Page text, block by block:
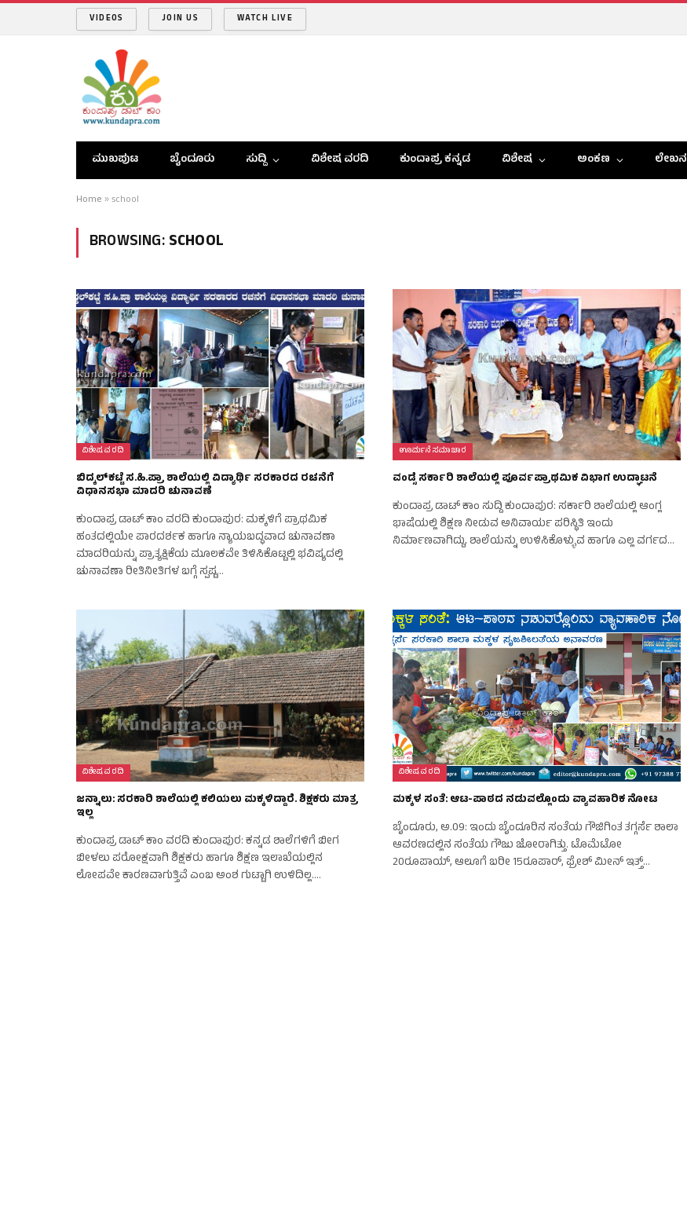
VIDEOS JOIN US WATCH LIVE
ಮುಖಪುಟ ಬೈಂದೂರು ಸುದ್ದಿ ವಿಶೇಷ ವರದಿ ಕುಂದಾಪ್ರ ಕನ್ನಡ ವಿಶೇಷ ಅಂಕಣ ಲೇಖನ
Home »school
BROWSING:SCHOOL
ವಿಶೇಷ ವರದಿ
ಬಿದ್ಕಲ್‌ಕಟ್ಟೆ ಸ.ಹಿ.ಪ್ರಾ ಶಾಲೆಯಲ್ಲಿ ವಿದ್ಯಾರ್ಥಿ ಸರಕಾರದ ರಚನೆಗೆ
ವಿಧಾನಸಭಾ ಮಾದರಿ ಚುನಾವಣೆ
ಕುಂದಾಪ್ರ ಡಾಟ್ ಕಾಂ ವರದಿ ಕುಂದಾಪುರ: ಮಕ್ಕಳಿಗೆ ಪ್ರಾಥಮಿಕ
ಹಂತದಲ್ಲಿಯೇ ಪಾರದರ್ಶಕ ಹಾಗೂ ನ್ಯಾಯಬದ್ಧವಾದ ಚುನಾವಣಾ
ಮಾದರಿಯನ್ನು ಪ್ರಾತ್ಯಕ್ಷಿಕೆಯ ಮೂಲಕವೇ ತಿಳಿಸಿಕೊಟ್ಟಲ್ಲಿ ಭವಿಷ್ಯದಲ್ಲಿ
ಚುನಾವಣಾ ರೀತಿನೀತಿಗಳ ಬಗ್ಗೆ ಸ್ಪಷ್ಟ…
ಊರ್ಮನೆ ಸಮಾಚಾರ
ವಂಡ್ಸೆ ಸರ್ಕಾರಿ ಶಾಲೆಯಲ್ಲಿ ಪೂರ್ವಪ್ರಾಥಮಿಕ ವಿಭಾಗ ಉದ್ಘಾಟನೆ
ಕುಂದಾಪ್ರ ಡಾಟ್ ಕಾಂ ಸುದ್ದಿ ಕುಂದಾಪುರ: ಸರ್ಕಾರಿ ಶಾಲೆಯಲ್ಲಿ ಆಂಗ್ಲ
ಭಾಷೆಯಲ್ಲಿ ಶಿಕ್ಷಣ ನೀಡುವ ಅನಿವಾರ್ಯ ಪರಿಸ್ಥಿತಿ ಇಂದು
ನಿರ್ಮಾಣವಾಗಿದ್ದು, ಶಾಲೆಯನ್ನು ಉಳಿಸಿಕೊಳ್ಳುವ ಹಾಗೂ ಎಲ್ಲ ವರ್ಗದ…
ವಿಶೇಷ ವರದಿ
ಜನ್ನಾಲು: ಸರಕಾರಿ ಶಾಲೆಯಲ್ಲಿ ಕಲಿಯಲು ಮಕ್ಕಳಿದ್ದಾರೆ. ಶಿಕ್ಷಕರು ಮಾತ್ರ
ಇಲ್ಲ
ಕುಂದಾಪ್ರ ಡಾಟ್ ಕಾಂ ವರದಿ ಕುಂದಾಪುರ: ಕನ್ನಡ ಶಾಲೆಗಳಿಗೆ ಬೀಗ
ಬೀಳಲು ಪರೋಕ್ಷವಾಗಿ ಶಿಕ್ಷಕರು ಹಾಗೂ ಶಿಕ್ಷಣ ಇಲಾಖೆಯಲ್ಲಿನ
ಲೋಪವೇ ಕಾರಣವಾಗುತ್ತಿವೆ ಎಂಬ ಅಂಶ ಗುಟ್ಟಾಗಿ ಉಳಿದಿಲ್ಲ.…
ವಿಶೇಷ ವರದಿ
ಮಕ್ಕಳ ಸಂತೆ: ಆಟ-ಪಾಠದ ನಡುವಲ್ಲೊಂದು ವ್ಯಾವಹಾರಿಕ ನೋಟ
ಬೈಂದೂರು, ಅ.09: ಇಂದು ಬೈಂದೂರಿನ ಸಂತೆಯ ಗೌಜಿಗಿಂತ ತಗ್ಗರ್ಸೆ ಶಾಲಾ
ಆವರಣದಲ್ಲಿನ ಸಂತೆಯ ಗೌಜು ಜೋರಾಗಿತ್ತು. ಟೊಮೆಟೋ
20ರೂಪಾಯ್, ಆಲೂಗೆ ಬರೀ 15ರೂಪಾರ್, ಫ್ರೇಶ್ ಮೀನ್ ಇತ್ತ್…